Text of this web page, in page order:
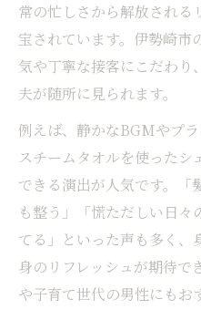
常の忙しさから解放される
宝されています。伊勢崎市
気や丁寧な接客にこだわり
夫が随所に見られます。
例えば、静かなBGMやプ
スチームタオルを使ったシ
できる演出が人気です。「
も整う」「慌ただしい日
てる」といった声も多く、
身のリフレッシュが期待で
や子育て世代の男性にもお